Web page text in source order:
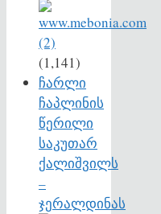
(1,141)
ჩარლი
ჩაპლინის
წერილი
საკუთარ
ქალიშვილს
–
ჯერალდინას